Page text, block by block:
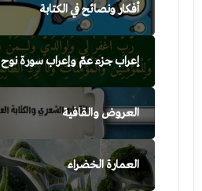
أفكار ونصائح في الكتابة
إعراب جزء عمّ وإعراب سورة نوح
العروض والقافية
العمارة الخضراء